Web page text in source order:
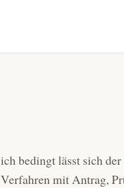
bedingt lässt sich der
mit Antrag,